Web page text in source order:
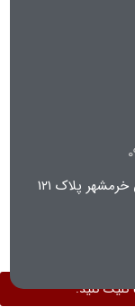
کلیک کنید.
آدرس دفتر : تهران سهروردی شمالی خیابان خرمشهر پلاک ۱۲۱